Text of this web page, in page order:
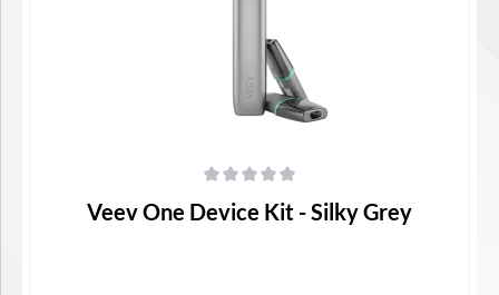
Veev One Device Kit - Silky Grey